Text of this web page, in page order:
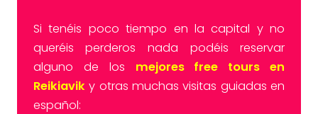
Si tenéis poco tiempo en la capital y no
queréis perderos nada podéis reservar
alguno de los mejores free tours en
Reikiaviky otras muchas visitas guiadas en
español: